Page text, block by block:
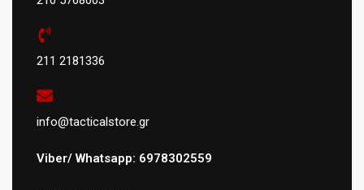
211 2181336
info@tacticalstore.gr
Viber/ Whatsapp: 6978302559